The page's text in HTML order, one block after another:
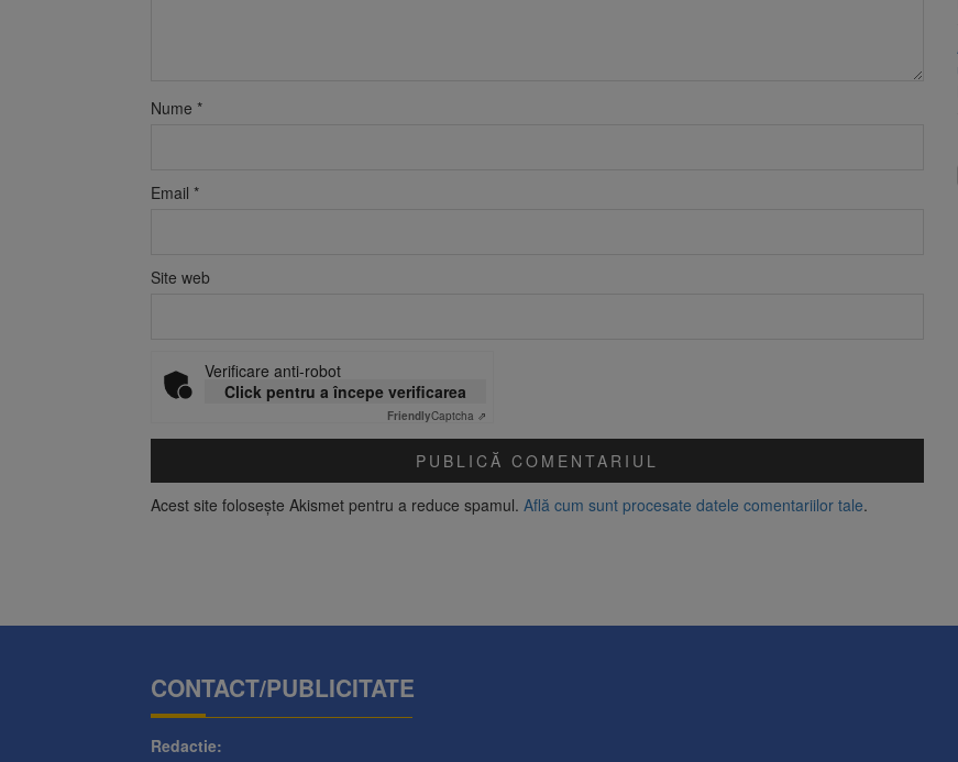
Nume *
Email *
Site web
Verificare anti-robot
Click pentru a începe verificarea
FriendlyCaptcha ⇗
Acest site folosește Akismet pentru a reduce spamul. Află cum sunt procesate datele comentariilor tale.
CONTACT/PUBLICITATE
Redactie: